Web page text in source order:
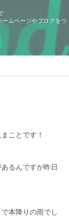
ームページやブログをつ
ことです！
るんですが昨日
本降りの雨でし